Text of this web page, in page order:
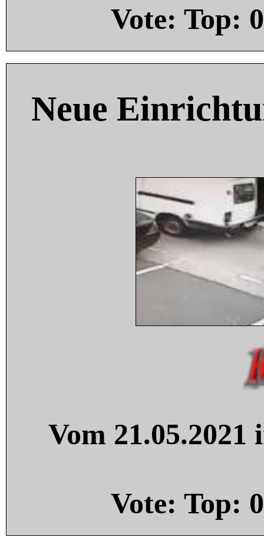
Vote: Top: 0
Neue
Vom
Vote: Top: 0